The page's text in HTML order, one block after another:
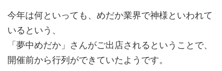
今年は何といっても、めだか業界で神様といわれて
いるという、
「夢中めだか」さんがご出店されるということで、
開催前から行列ができていたようです。